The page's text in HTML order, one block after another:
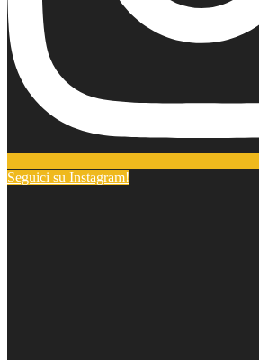
Seguici su Instagram!